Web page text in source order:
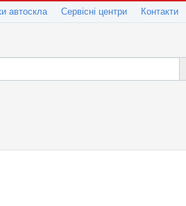
автоскла Сервісні центри Контакти